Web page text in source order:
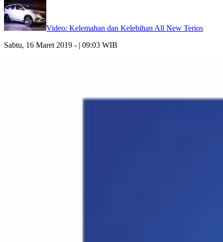
Video: Kelemahan dan Kelebihan All New Terios
Sabtu, 16 Maret 2019 - | 09:03 WIB